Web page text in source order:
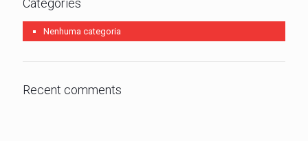
Categories
Nenhuma categoria
Recent comments